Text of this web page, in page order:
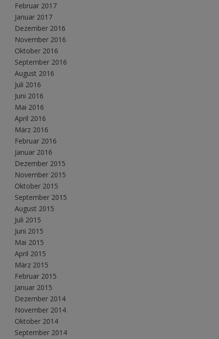
Februar 2017
Januar 2017
Dezember 2016
November 2016
Oktober 2016
September 2016
August 2016
Juli 2016
Juni 2016
Mai 2016
April 2016
März 2016
Februar 2016
Januar 2016
Dezember 2015
November 2015
Oktober 2015
September 2015
August 2015
Juli 2015
Juni 2015
Mai 2015
April 2015
März 2015
Februar 2015
Januar 2015
Dezember 2014
November 2014
Oktober 2014
September 2014